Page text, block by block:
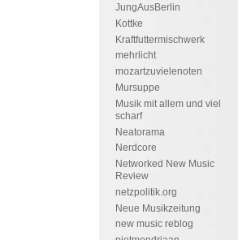
JungAusBerlin
Kottke
Kraftfuttermischwerk
mehrlicht
mozartzuvielenoten
Mursuppe
Musik mit allem und viel
scharf
Neatorama
Nerdcore
Networked New Music
Review
netzpolitik.org
Neue Musikzeitung
new music reblog